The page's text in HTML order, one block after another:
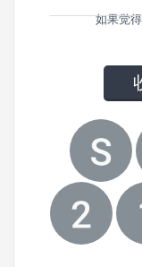
如果觉